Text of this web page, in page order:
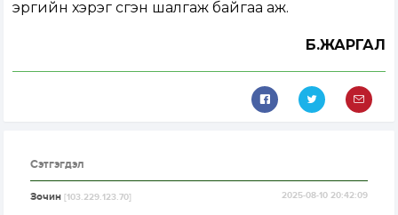
эрүүгийн хэрэг үүсгэн шалгаж байгаа аж.
Б.ЖАРГАЛ
Сэтгэгдэл
Зочин[103.229.123.70] 2025-08-10 20:42:09